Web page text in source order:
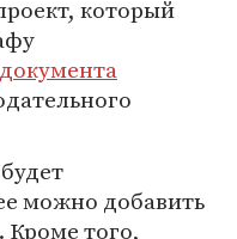
который
документа
можно добавить
того,